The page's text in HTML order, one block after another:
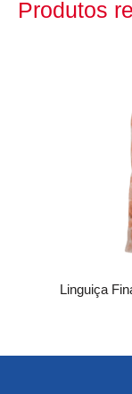
Produtos
Linguiça